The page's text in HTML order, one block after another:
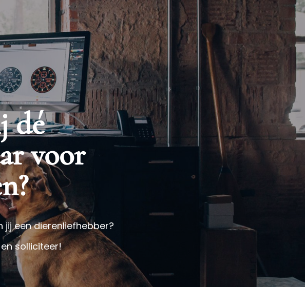
dé
voor
jij een dierenliefhebber?
solliciteer!